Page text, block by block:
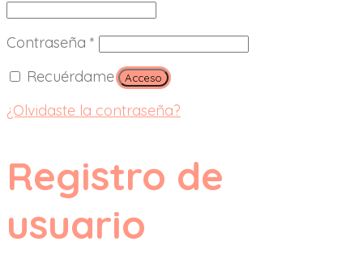
Contraseña *
Recuérdame
Acceso
¿Olvidaste la contraseña?
Registro de
usuario